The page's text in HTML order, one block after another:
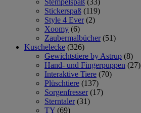
Stempelspaß (33)
Stickerspaß (119)
Style 4 Ever (2)
Xoomy (6)
Zaubermalbücher (51)
Kuschelecke (326)
Gewichtstiere by Astrup (8)
Hand- und Fingerpuppen (27)
Interaktive Tiere (70)
Plüschtiere (137)
Sorgenfresser (17)
Sterntaler (31)
TY (69)